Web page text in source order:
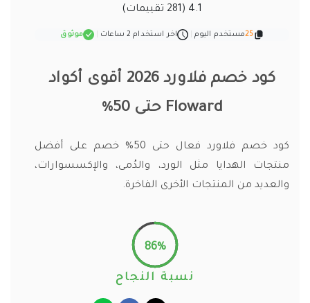
4.1 (281 تقييمات)
25مستخدم اليوم اخر استخدام 2 ساعات موثوق
كود خصم فلاورد 2026 أقوى أكواد
Floward حتى 50%
كود خصم فلاورد فعال حتى 50% خصم على أفضل
منتجات الهدايا مثل الورد، والدُمى، والإكسسوارات،
والعديد من المنتجات الأخرى الفاخرة.
86%
نسبة النجاح